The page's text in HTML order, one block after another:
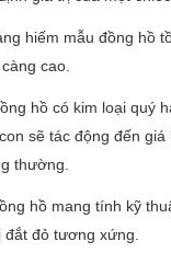
hiếm mẫu đồng hồ
cao.
hồ có kim loại quý
sẽ tác động đến
thường.
hồ mang tính kỹ
đỏ tương xứng.